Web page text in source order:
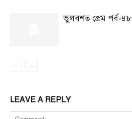
ভুলবশত প্রেম পর্ব-৪৮
LEAVE A REPLY